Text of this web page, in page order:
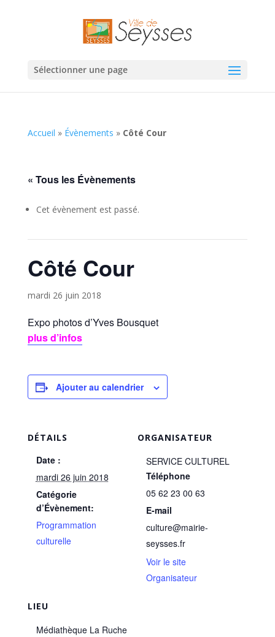
Sélectionner une page
Accueil » Évènements » Côté Cour
« Tous les Évènements
Cet évènement est passé.
Côté Cour
mardi 26 juin 2018
Expo photos d’Yves Bousquet
plus d’infos
Ajouter au calendrier
DÉTAILS
Date :
mardi 26 juin 2018
Catégorie
d’Évènement:
Programmation
culturelle
LIEU
Médiathèque La Ruche
ORGANISATEUR
SERVICE CULTUREL
Téléphone
05 62 23 00 63
E-mail
culture@mairie-
seysses.fr
Voir le site
Organisateur